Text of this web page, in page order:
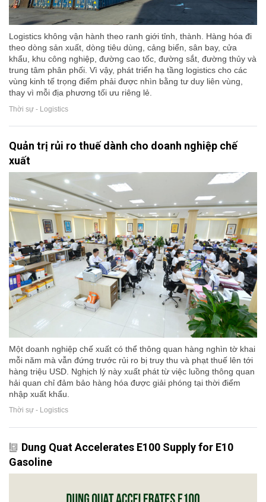
Logistics không vận hành theo ranh giới tỉnh, thành. Hàng hóa đi
theo dòng sản xuất, dòng tiêu dùng, cảng biển, sân bay, cửa
khẩu, khu công nghiệp, đường cao tốc, đường sắt, đường thủy và
trung tâm phân phối. Vì vậy, phát triển hạ tầng logistics cho các
vùng kinh tế trọng điểm phải được nhìn bằng tư duy liên vùng,
thay vì mỗi địa phương tối ưu riêng lẻ.
Thời sự - Logistics
Quản trị rủi ro thuế dành cho doanh nghiệp chế
xuất
Một doanh nghiệp chế xuất có thể thông quan hàng nghìn tờ khai
mỗi năm mà vẫn đứng trước rủi ro bị truy thu và phạt thuế lên tới
hàng triệu USD. Nghịch lý này xuất phát từ việc luồng thông quan
hải quan chỉ đảm bảo hàng hóa được giải phóng tại thời điểm
nhập xuất khẩu.
Thời sự - Logistics
Dung Quat Accelerates E100 Supply for E10
Gasoline